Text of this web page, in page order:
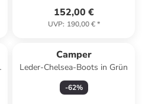
152,00 €
UVP: 190,00 €*
Camper
Leder-Chelsea-Boots in Grün
-62%